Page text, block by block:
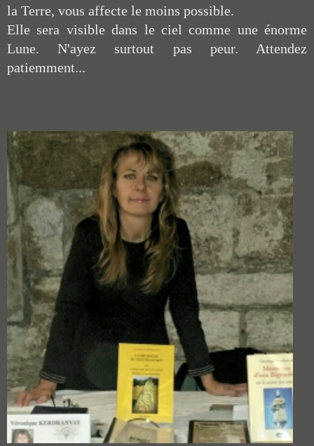
la Terre, vous affecte le moins possible.
Elle sera visible dans le ciel comme une énorme
Lune. N'ayez surtout pas peur. Attendez
patiemment...